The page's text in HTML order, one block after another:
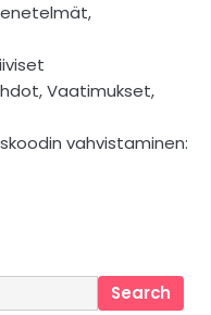
Vaatimukset,
vahvistaminen: